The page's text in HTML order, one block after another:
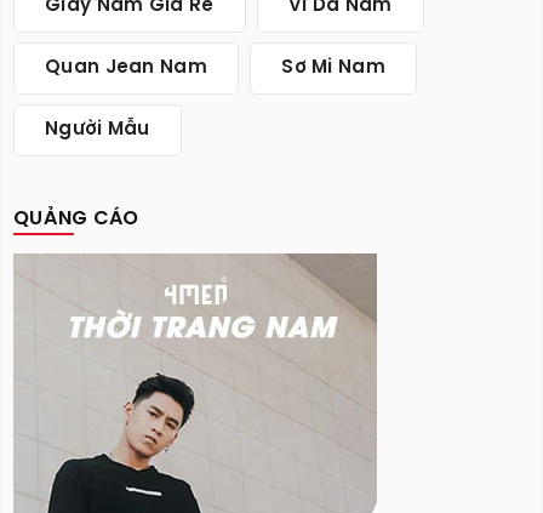
Giày Nam Giá Rẻ Ví Da Nam
Quan Jean Nam Sơ Mi Nam
Người Mẫu
QUẢNG CÁO